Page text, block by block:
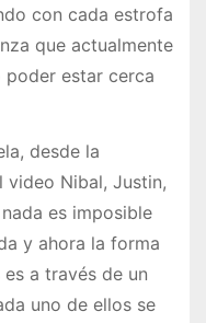
con cada estrofa
que actualmente
poder estar cerca
desde la
video Nibal, Justin,
es imposible
y ahora la forma
a través de un
uno de ellos se